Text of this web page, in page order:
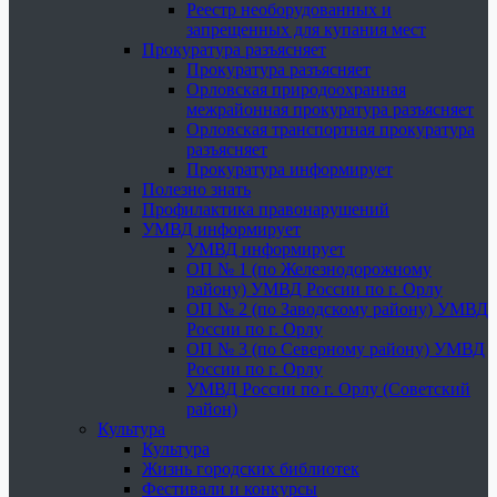
Реестр необорудованных и
запрещенных для купания мест
Прокуратура разъясняет
Прокуратура разъясняет
Орловская природоохранная
межрайонная прокуратура разъясняет
Орловская транспортная прокуратура
разъясняет
Прокуратура информирует
Полезно знать
Профилактика правонарушений
УМВД информирует
УМВД информирует
ОП № 1 (по Железнодорожному
району) УМВД России по г. Орлу
ОП № 2 (по Заводскому району) УМВД
России по г. Орлу
ОП № 3 (по Северному району) УМВД
России по г. Орлу
УМВД России по г. Орлу (Советский
район)
Культура
Культура
Жизнь городских библиотек
Фестивали и конкурсы